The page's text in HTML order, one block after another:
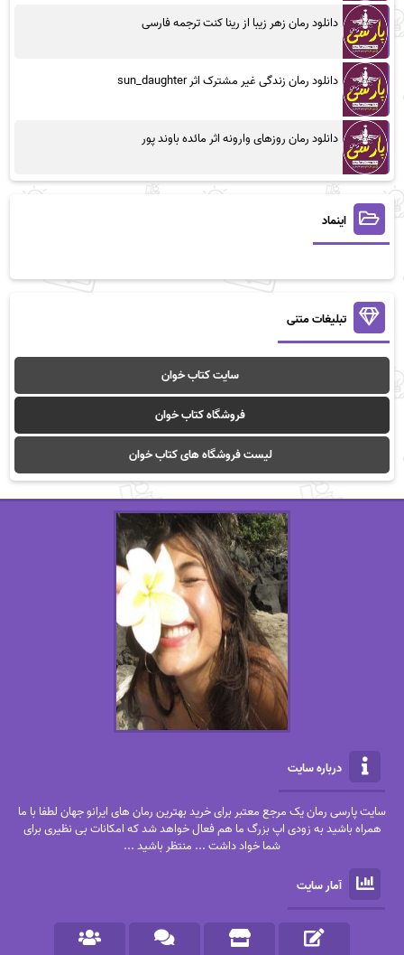
دانلود رمان زهر زیبا از رینا کنت ترجمه فارسی
دانلود رمان زندگی غیر مشترک اثر sun_daughter
دانلود رمان روزهای وارونه اثر مائده باوند پور
اینماد
تبلیغات متنی
سایت کتاب خوان
فروشگاه کتاب خوان
لیست فروشگاه های کتاب خوان
درباره سایت
سایت پارسی رمان یک مرجع معتبر برای خرید بهترین رمان های ایرانو جهان لطفا با ما
همراه باشید به زودی اپ بزرگ ما هم فعال خواهد شد که امکانات بی نظیری برای
شما خواد داشت ... منتظر باشید ...
آمار سایت